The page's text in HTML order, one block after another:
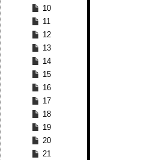
10
11
12
13
14
15
16
17
18
19
20
21